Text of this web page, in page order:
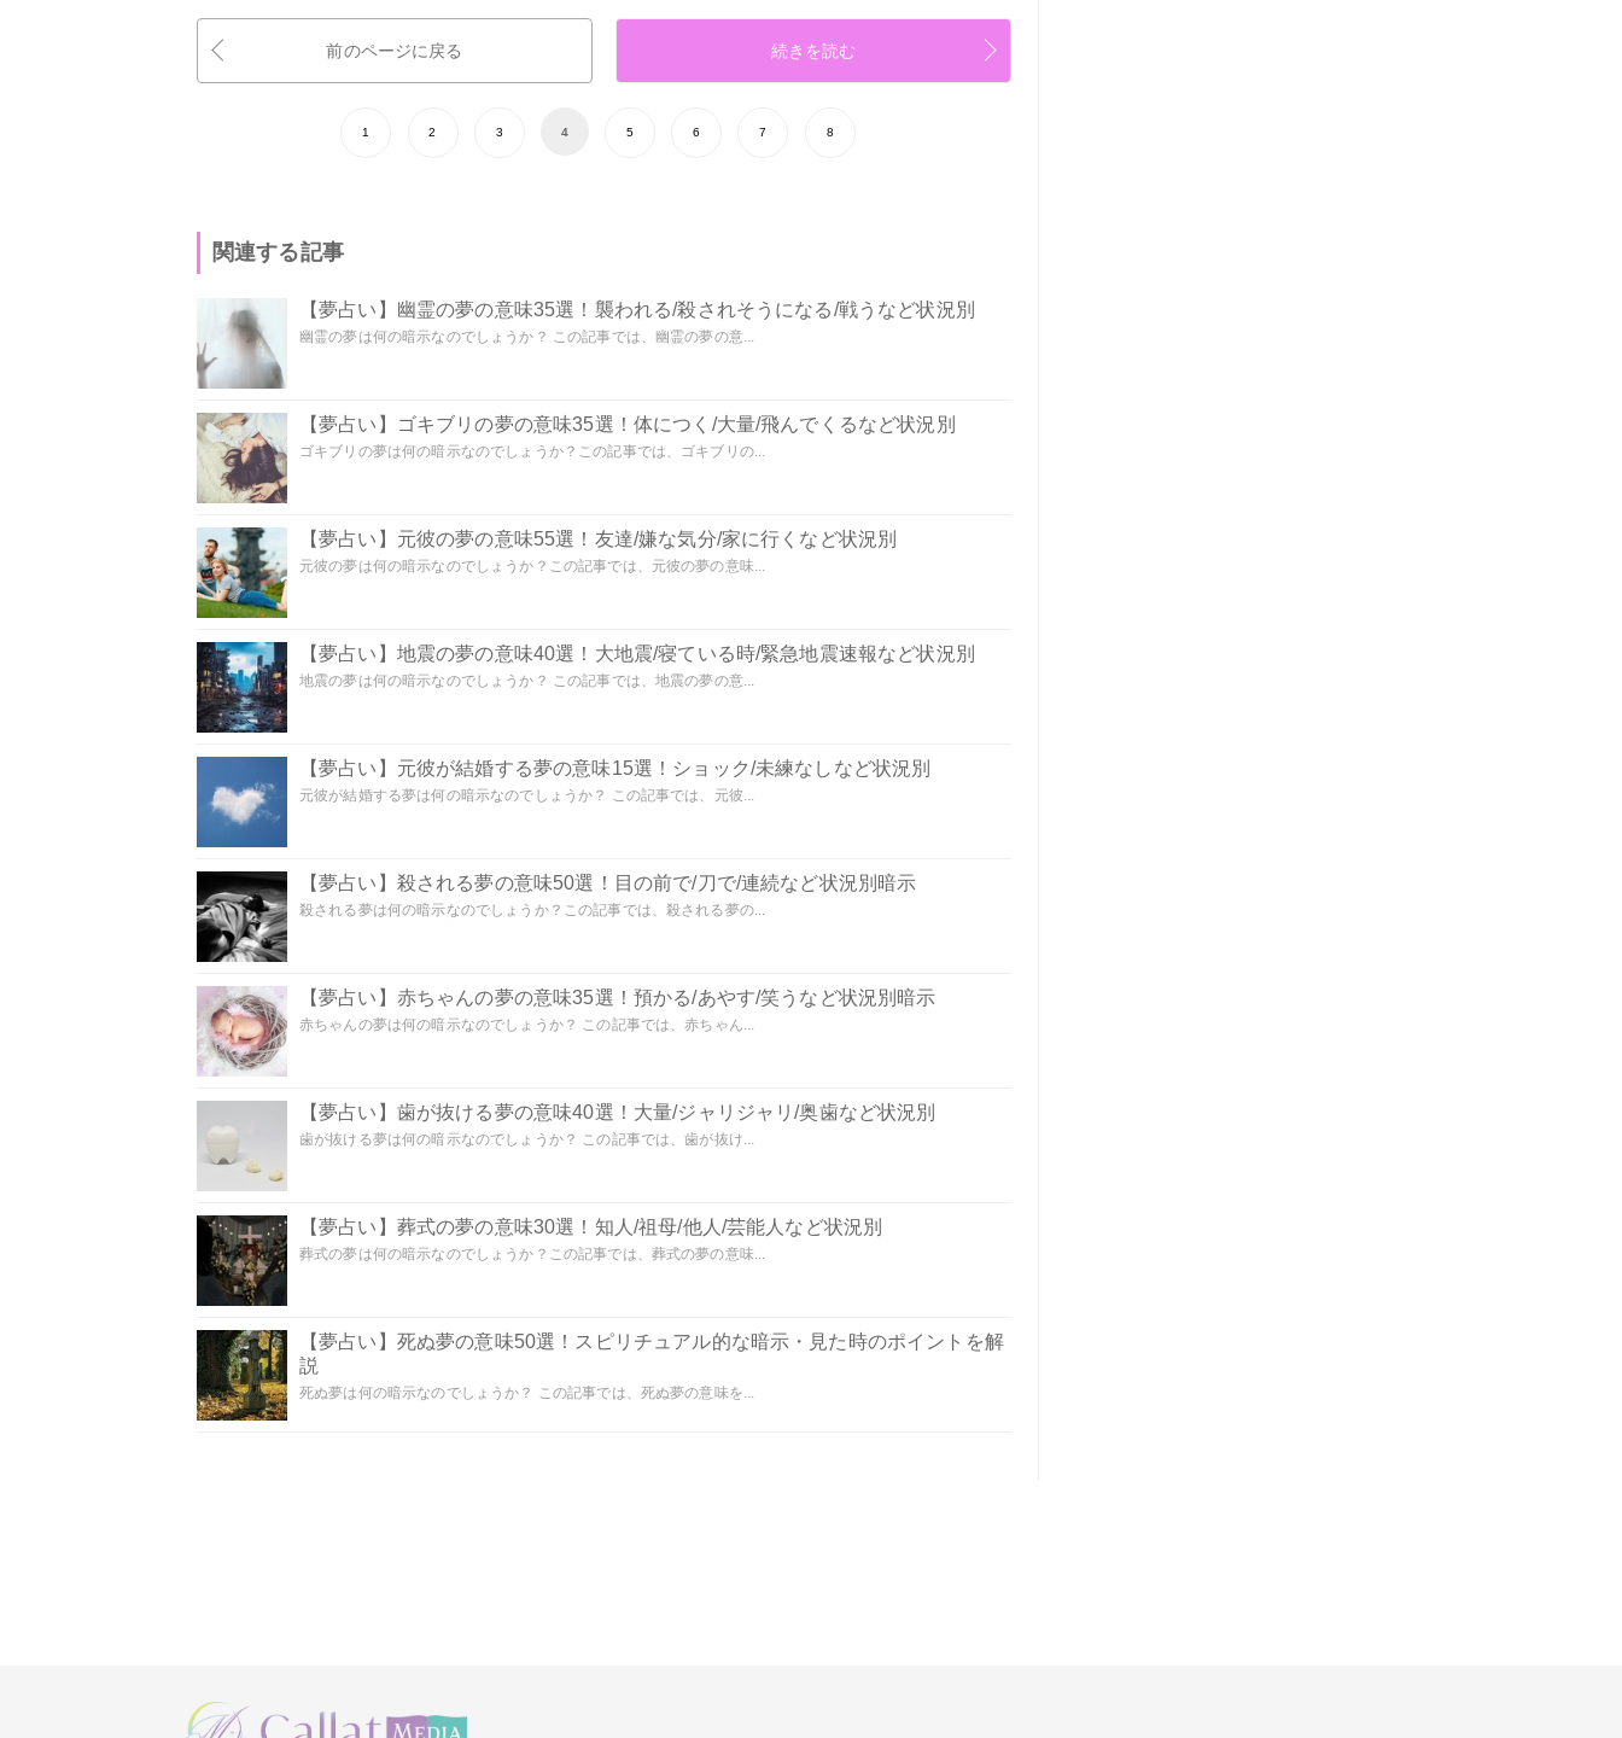
前のページに戻る 続きを読む
1 2 3 4 5 6 7 8
関連する記事
【夢占い】幽霊の夢の意味35選！襲われる/殺されそうになる/戦うなど状況別
幽霊の夢は何の暗示なのでしょうか？ この記事では、幽霊の夢の意...
【夢占い】ゴキブリの夢の意味35選！体につく/大量/飛んでくるなど状況別
ゴキブリの夢は何の暗示なのでしょうか？この記事では、ゴキブリの...
【夢占い】元彼の夢の意味55選！友達/嫌な気分/家に行くなど状況別
元彼の夢は何の暗示なのでしょうか？この記事では、元彼の夢の意味...
【夢占い】地震の夢の意味40選！大地震/寝ている時/緊急地震速報など状況別
地震の夢は何の暗示なのでしょうか？ この記事では、地震の夢の意...
【夢占い】元彼が結婚する夢の意味15選！ショック/未練なしなど状況別
元彼が結婚する夢は何の暗示なのでしょうか？ この記事では、元彼...
【夢占い】殺される夢の意味50選！目の前で/刀で/連続など状況別暗示
殺される夢は何の暗示なのでしょうか？この記事では、殺される夢の...
【夢占い】赤ちゃんの夢の意味35選！預かる/あやす/笑うなど状況別暗示
赤ちゃんの夢は何の暗示なのでしょうか？ この記事では、赤ちゃん...
【夢占い】歯が抜ける夢の意味40選！大量/ジャリジャリ/奥歯など状況別
歯が抜ける夢は何の暗示なのでしょうか？ この記事では、歯が抜け...
【夢占い】葬式の夢の意味30選！知人/祖母/他人/芸能人など状況別
葬式の夢は何の暗示なのでしょうか？この記事では、葬式の夢の意味...
【夢占い】死ぬ夢の意味50選！スピリチュアル的な暗示・見た時のポイントを解
説
死ぬ夢は何の暗示なのでしょうか？ この記事では、死ぬ夢の意味を...